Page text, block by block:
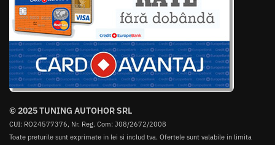
© 2025 TUNING AUTOHOR SRL
CUI: RO24577376, Nr. Reg. Com: J08/2672/2008
Toate preturile sunt exprimate in lei si includ tva. Ofertele sunt valabile in limita